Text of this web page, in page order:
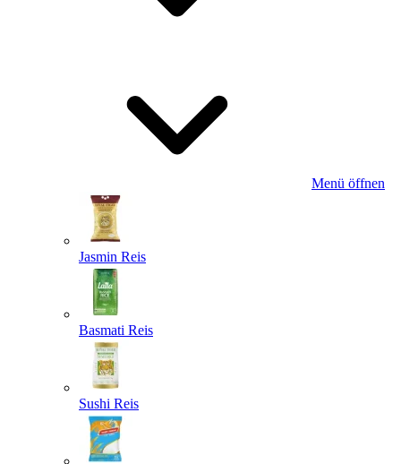
Menü öffnen
Jasmin Reis
Basmati Reis
Sushi Reis